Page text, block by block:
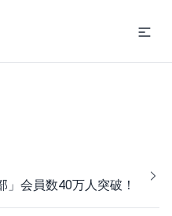
」会員数40万人突破！